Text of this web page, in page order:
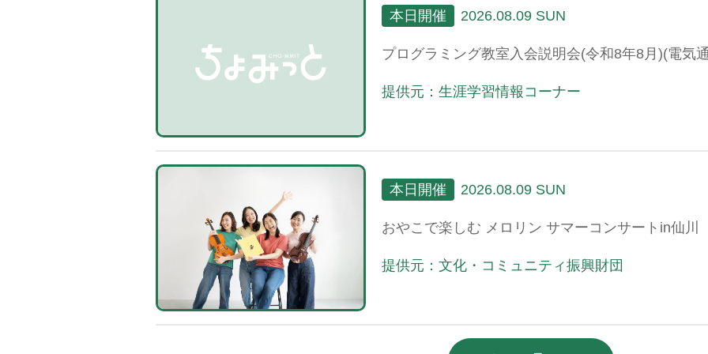
本日開催 2026.08.09 SUN
プログラミング教室入会説明会(令和8年8月)(電気
提供元：生涯学習情報コーナー
本日開催 2026.08.09 SUN
おやこで楽しむ メロリン サマーコンサートin仙川
提供元：文化・コミュニティ振興財団